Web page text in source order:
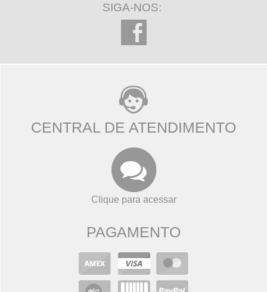
SIGA-NOS:
CENTRAL DE ATENDIMENTO
Clique para acessar
PAGAMENTO